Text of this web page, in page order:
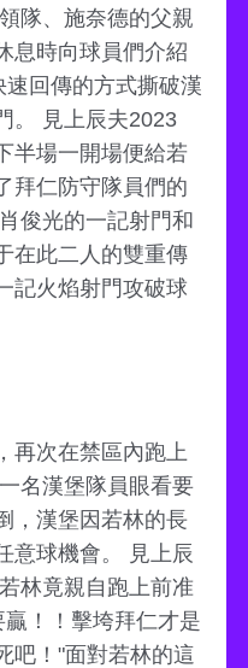
隊、施奈德的父親
息時向球員們介紹
回傳的方式撕破漢
。 見上辰夫2023
半場一開場便給若
拜仁防守隊員們的
俊光的一記射門和
在此二人的雙重傳
記火焰射門攻破球
再次在禁區內跑上
名漢堡隊員眼看要
，漢堡因若林的長
意球機會。 見上辰
林竟親自跑上前准
！！擊垮拜仁才是
吧！"面對若林的這